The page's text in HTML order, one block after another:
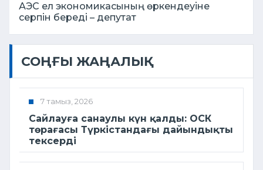
АЭС ел экономикасының өркендеуіне
серпін береді – депутат
СОҢҒЫ ЖАҢАЛЫҚ
7 тамыз, 2026
Сайлауға санаулы күн қалды: ОСК
төрағасы Түркістандағы дайындықты
тексерді